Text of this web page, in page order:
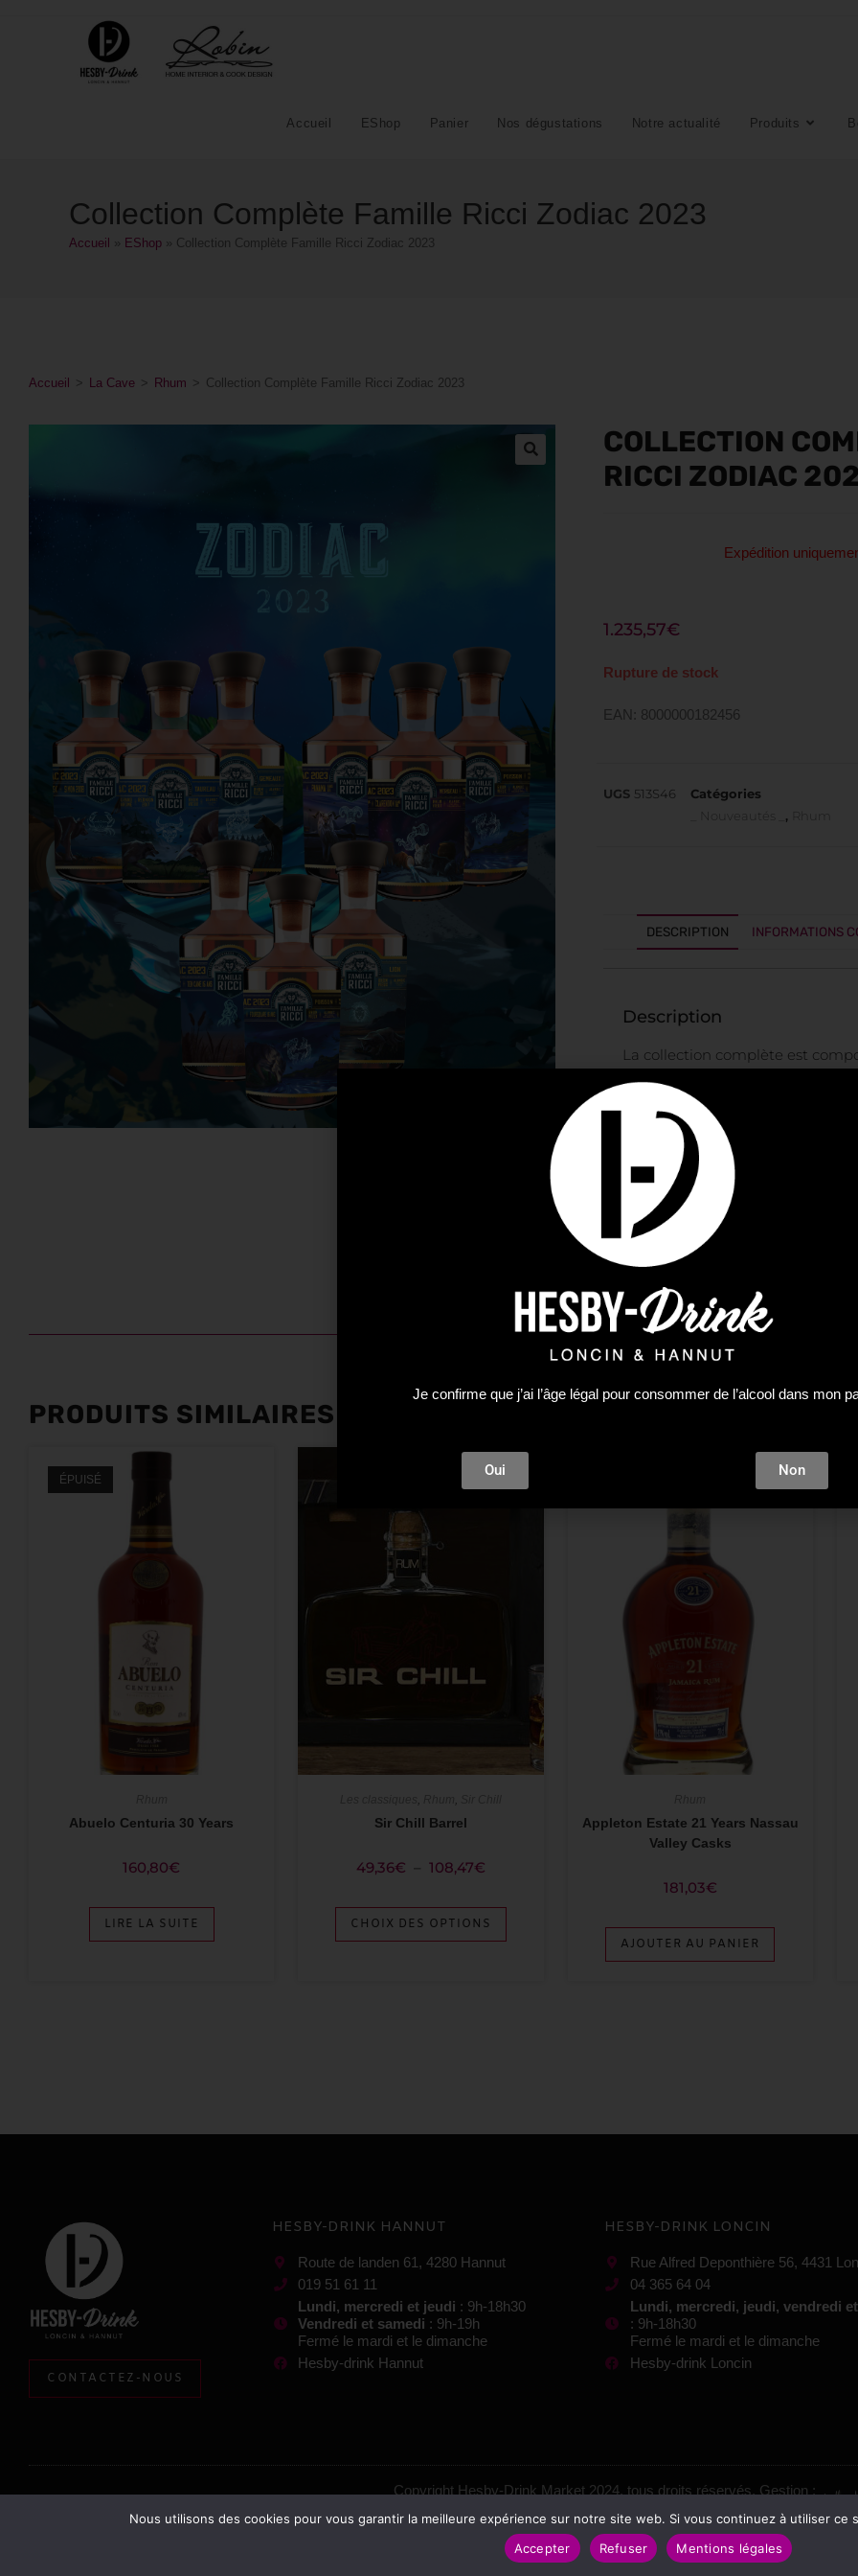
Accueil EShop Panier Nos dégustations Notre actualité Produits
Collection Complète Famille Ricci Zodiac 2023
Accueil EShop Collection Complète Famille Ricci Zodiac 2023
Accueil > La Cave > Rhum > Collection Complète Famille Ricci Zodiac 2023
COLLECTION
RICCI ZODIAC
Expédition
1.235,57€
Rupture de stock
EAN: 8000000182456
UGS 513S46
Catégories
_ Nouveautés _ ,
DESCRIPTION INFORMATIONS
Description
La collection complète est
Rhum Ricci Edition Zodiac
Rhum Ricci Edition Zodiac
Rhum Ricci Edition Zodiac
Rhum Ricci Edition Zodiac
Rhum Ricci Edition Zodiac
Rhum Ricci Edition Zodiac
Rhum Ricci Edition Zodiac
Rhum Ricci Edition Zodiac
Rhum Ricci Edition Zodiac
PRODUITS SIMILAIRES
ÉPUISÉ
Abuelo Centuria 30 Years
160,80€
LIRE LA SUITE
Sir Chill Barrel
49,36€ 108,47€
CHOIX DES OPTIONS
Appleton Estate 21 Years Nassau
Valley Casks
181,03€
AJOUTER AU PANIER
CONTACTEZ-NOUS
HESBY-DRINK HANNUT
Route de landen 61, 4280 Hannut
019 51 61 11
Lundi, mercredi et jeudi : 9h-18h30
Vendredi et samedi : 9h-19h
Fermé le mardi et le dimanche
Hesby-drink Hannut
HESBY-DRINK LONCIN
Rue Alfred Deponthière 56, 4431
04 365 64 04
Lundi, mercredi, jeudi, vendredi
: 9h-18h30
Fermé le mardi et le dimanche
Hesby-drink Loncin
Copyright Hesby-Drink Market 2024, tous droits réservés. Gestion :
Mentions légales –Conditions générales de vente
Nous utilisons des cookies pour vous garantir la meilleure expérience sur notre site web. Si vous continuez à utiliser
Accepter
Refuser Mentions légales
Je confirme que j’ai l’âge légal pour consommer de l’alcool dans mon
Oui Non